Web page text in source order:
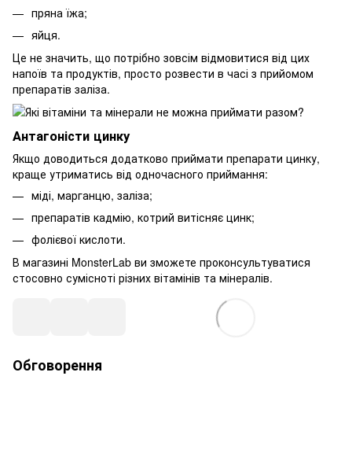
пряна їжа;
яйця.
Це не значить, що потрібно зовсім відмовитися від цих
напоїв та продуктів, просто розвести в часі з прийомом
препаратів заліза.
Антагоністи цинку
Якщо доводиться додатково приймати препарати цинку,
краще утриматись від одночасного приймання:
міді, марганцю, заліза;
препаратів кадмію, котрий витісняє цинк;
фолієвої кислоти.
В магазині MonsterLab ви зможете проконсультуватися
стосовно сумісноті різних вітамінів та мінералів.
Обговорення